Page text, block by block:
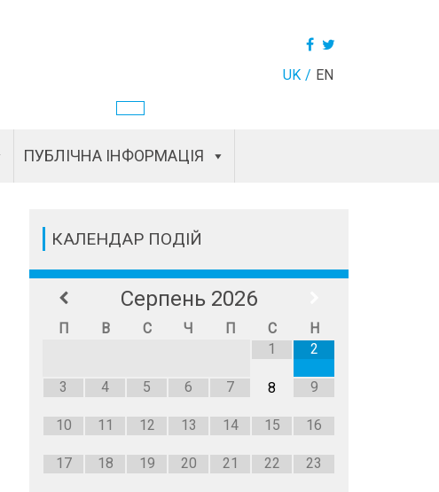
UK EN
ПУБЛІЧНА ІНФОРМАЦІЯ
КАЛЕНДАР ПОДІЙ
Серпень 2026
П В С Ч П С
Н
1
2
3 4 5 6 7 8 9
10 11 12 13 14 15 16
17 18 19 20 21 22 23